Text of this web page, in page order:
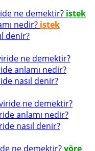
ne demektir? istek
nedir? istek
denir?
ne demektir?
anlamı nedir?
nasıl denir?
ne demektir?
anlamı nedir?
nasıl denir?
ne demektir?yöre